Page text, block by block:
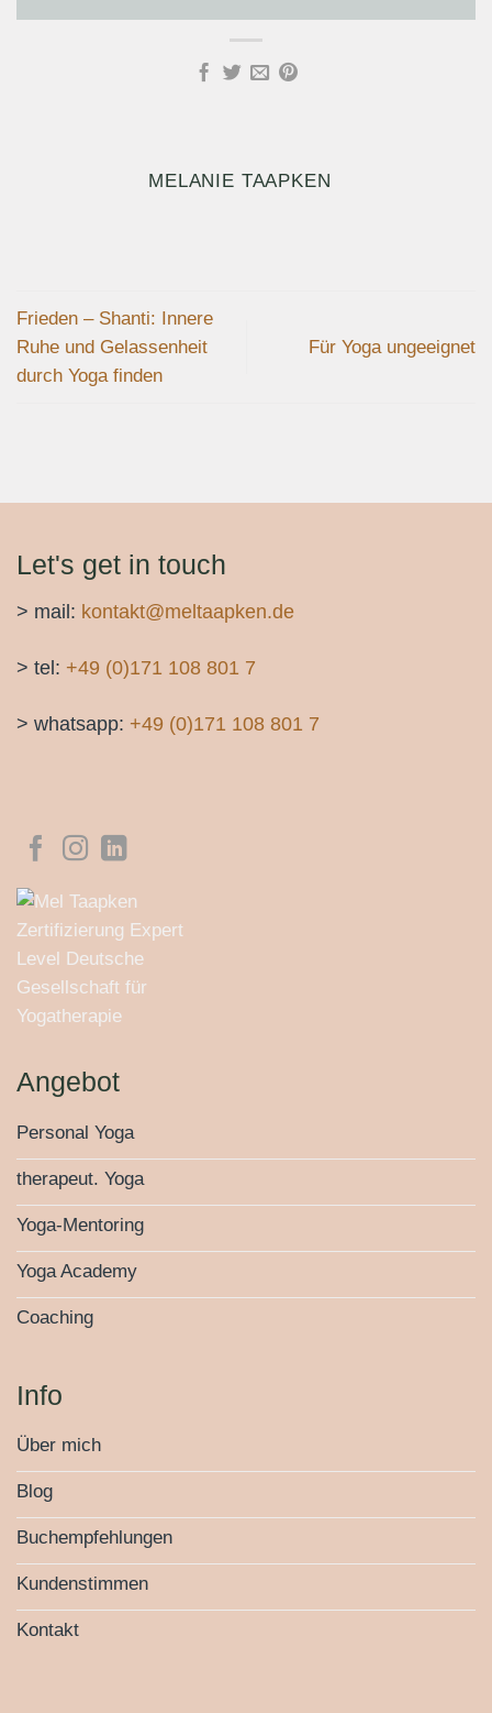
MELANIE TAAPKEN
Frieden – Shanti: Innere
Ruhe und Gelassenheit
durch Yoga finden
Für Yoga ungeeignet
Let's get in touch
> mail: kontakt@meltaapken.de
> tel:‭ +49 (0)171 108 801 7
> whatsapp: +49 (0)171 108 801 7
Angebot
Personal Yoga
therapeut. Yoga
Yoga-Mentoring
Yoga Academy
Coaching
Info
Über mich
Blog
Buchempfehlungen
Kundenstimmen
Kontakt